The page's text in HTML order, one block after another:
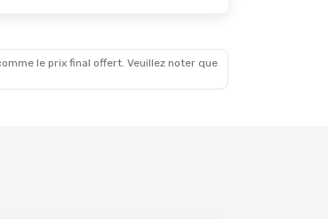
le prix final offert. Veuillez noter que